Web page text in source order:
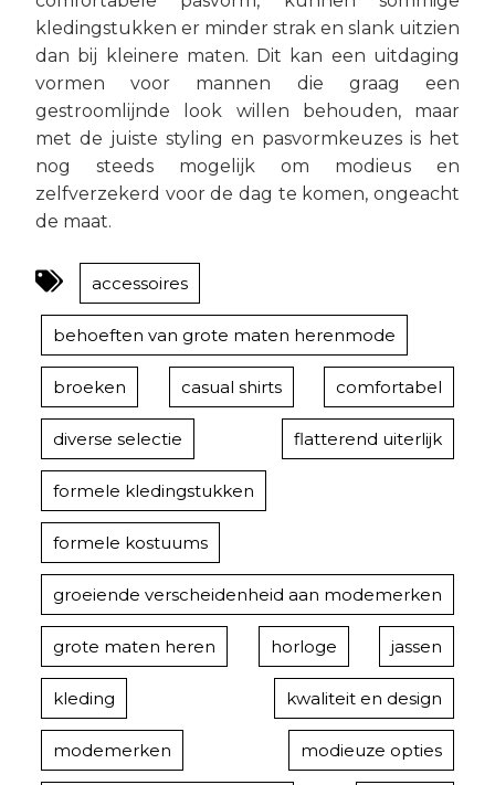
kledingstukken er minder strak en slank uitzien
dan bij kleinere maten. Dit kan een uitdaging
vormen voor mannen die graag een
gestroomlijnde look willen behouden, maar
met de juiste styling en pasvormkeuzes is het
nog steeds mogelijk om modieus en
zelfverzekerd voor de dag te komen, ongeacht
de maat.
accessoires
behoeften van grote maten herenmode
broeken casual shirts comfortabel
diverse selectie flatterend uiterlijk
formele kledingstukken
formele kostuums
groeiende verscheidenheid aan modemerken
grote maten heren horloge jassen
kleding kwaliteit en design
modemerken modieuze opties